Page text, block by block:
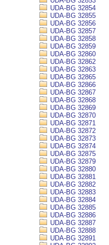
UDA-BG 32854
UDA-BG 32855
UDA-BG 32856
UDA-BG 32857
UDA-BG 32858
UDA-BG 32859
UDA-BG 32860
UDA-BG 32862
UDA-BG 32863
UDA-BG 32865
UDA-BG 32866
UDA-BG 32867
UDA-BG 32868
UDA-BG 32869
UDA-BG 32870
UDA-BG 32871
UDA-BG 32872
UDA-BG 32873
UDA-BG 32874
UDA-BG 32875
UDA-BG 32879
UDA-BG 32880
UDA-BG 32881
UDA-BG 32882
UDA-BG 32883
UDA-BG 32884
UDA-BG 32885
UDA-BG 32886
UDA-BG 32887
UDA-BG 32888
UDA-BG 32891